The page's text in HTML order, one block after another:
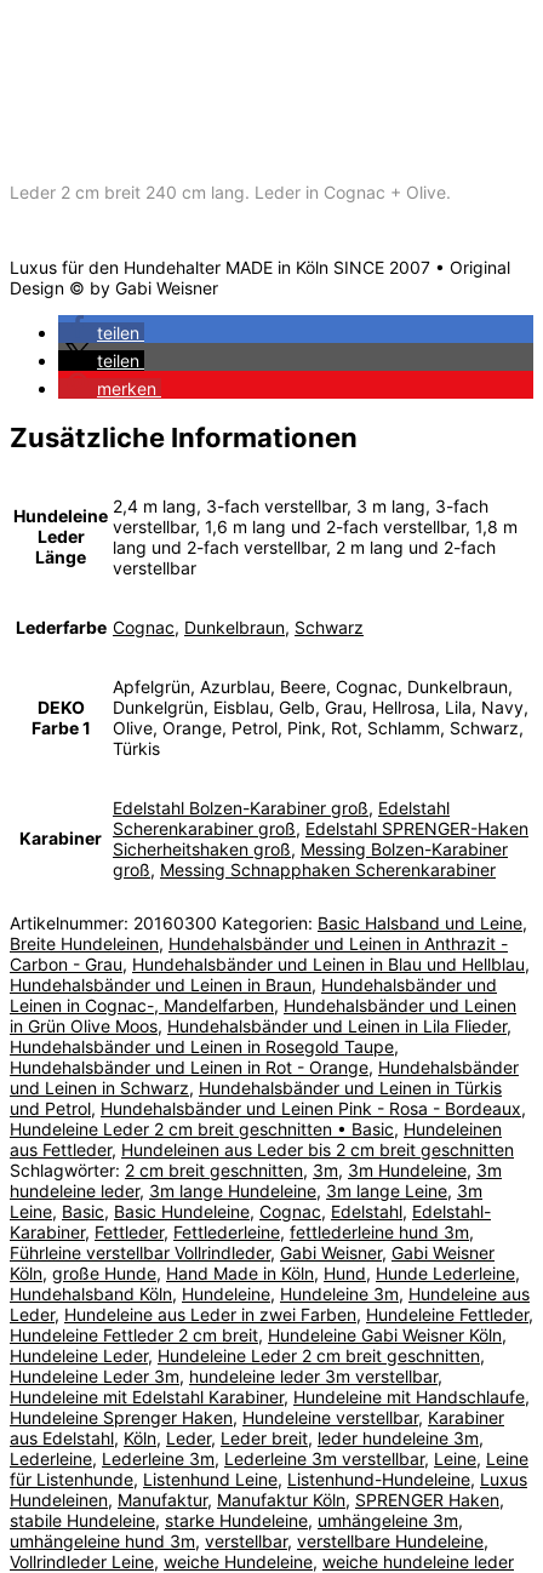
Leder 2 cm breit 240 cm lang. Leder in Cognac + Olive.
Luxus für den Hundehalter MADE in Köln SINCE 2007 • Original
Design © by Gabi Weisner
teilen
teilen
merken
Zusätzliche Informationen
Hundeleine
Leder
Länge
2,4 m lang, 3-fach verstellbar, 3 m lang, 3-fach
verstellbar, 1,6 m lang und 2-fach verstellbar, 1,8 m
lang und 2-fach verstellbar, 2 m lang und 2-fach
verstellbar
Lederfarbe Cognac, Dunkelbraun, Schwarz
DEKO
Farbe 1
Apfelgrün, Azurblau, Beere, Cognac, Dunkelbraun,
Dunkelgrün, Eisblau, Gelb, Grau, Hellrosa, Lila, Navy,
Olive, Orange, Petrol, Pink, Rot, Schlamm, Schwarz,
Türkis
Karabiner
Edelstahl Bolzen-Karabiner groß, Edelstahl
Scherenkarabiner groß, Edelstahl SPRENGER-Haken
Sicherheitshaken groß, Messing Bolzen-Karabiner
groß, Messing Schnapphaken Scherenkarabiner
Artikelnummer: 20160300 Kategorien: Basic Halsband und Leine,
Breite Hundeleinen, Hundehalsbänder und Leinen in Anthrazit -
Carbon - Grau, Hundehalsbänder und Leinen in Blau und Hellblau,
Hundehalsbänder und Leinen in Braun, Hundehalsbänder und
Leinen in Cognac-, Mandelfarben, Hundehalsbänder und Leinen
in Grün Olive Moos, Hundehalsbänder und Leinen in Lila Flieder,
Hundehalsbänder und Leinen in Rosegold Taupe,
Hundehalsbänder und Leinen in Rot - Orange, Hundehalsbänder
und Leinen in Schwarz, Hundehalsbänder und Leinen in Türkis
und Petrol, Hundehalsbänder und Leinen Pink - Rosa - Bordeaux,
Hundeleine Leder 2 cm breit geschnitten • Basic, Hundeleinen
aus Fettleder, Hundeleinen aus Leder bis 2 cm breit geschnitten
Schlagwörter: 2 cm breit geschnitten, 3m, 3m Hundeleine, 3m
hundeleine leder, 3m lange Hundeleine, 3m lange Leine, 3m
Leine, Basic, Basic Hundeleine, Cognac, Edelstahl, Edelstahl-
Karabiner, Fettleder, Fettlederleine, fettlederleine hund 3m,
Führleine verstellbar Vollrindleder, Gabi Weisner, Gabi Weisner
Köln, große Hunde, Hand Made in Köln, Hund, Hunde Lederleine,
Hundehalsband Köln, Hundeleine, Hundeleine 3m, Hundeleine aus
Leder, Hundeleine aus Leder in zwei Farben, Hundeleine Fettleder,
Hundeleine Fettleder 2 cm breit, Hundeleine Gabi Weisner Köln,
Hundeleine Leder, Hundeleine Leder 2 cm breit geschnitten,
Hundeleine Leder 3m, hundeleine leder 3m verstellbar,
Hundeleine mit Edelstahl Karabiner, Hundeleine mit Handschlaufe,
Hundeleine Sprenger Haken, Hundeleine verstellbar, Karabiner
aus Edelstahl, Köln, Leder, Leder breit, leder hundeleine 3m,
Lederleine, Lederleine 3m, Lederleine 3m verstellbar, Leine, Leine
für Listenhunde, Listenhund Leine, Listenhund-Hundeleine, Luxus
Hundeleinen, Manufaktur, Manufaktur Köln, SPRENGER Haken,
stabile Hundeleine, starke Hundeleine, umhängeleine 3m,
umhängeleine hund 3m, verstellbar, verstellbare Hundeleine,
Vollrindleder Leine, weiche Hundeleine, weiche hundeleine leder